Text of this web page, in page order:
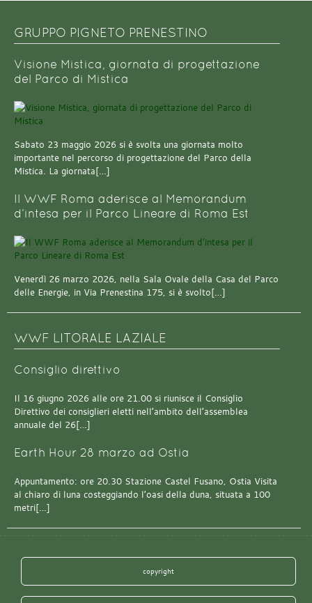
GRUPPO PIGNETO PRENESTINO
Visione Mistica, giornata di progettazione
del Parco di Mistica
Sabato 23 maggio 2026 si è svolta una giornata molto
importante nel percorso di progettazione del Parco della
Mistica. La giornata[…]
Il WWF Roma aderisce al Memorandum
d’intesa per il Parco Lineare di Roma Est
Venerdì 26 marzo 2026, nella Sala Ovale della Casa del Parco
delle Energie, in Via Prenestina 175, si è svolto[…]
WWF LITORALE LAZIALE
Consiglio direttivo
Il 16 giugno 2026 alle ore 21.00 si riunisce il Consiglio
Direttivo dei consiglieri eletti nell’ambito dell’assemblea
annuale del 26[…]
Earth Hour 28 marzo ad Ostia
Appuntamento: ore 20.30 Stazione Castel Fusano, Ostia Visita
al chiaro di luna costeggiando l’oasi della duna, situata a 100
metri[…]
copyright